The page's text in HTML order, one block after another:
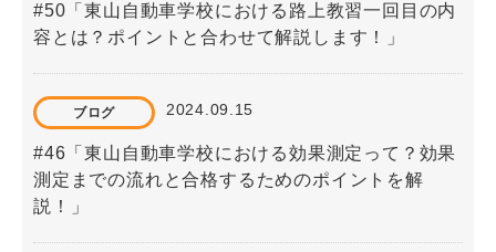
#50「東山自動車学校における路上教習一回目の内
容とは？ポイントと合わせて解説します！」
ブログ 2024.09.15
#46「東山自動車学校における効果測定って？効果
測定までの流れと合格するためのポイントを解
説！」